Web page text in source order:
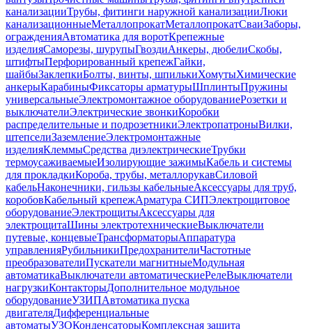
канализацииТрубы, фитинги наружной канализацииЛюки
канализационныеМеталлопрокатМеталлопрокатСваиЗаборы,
огражденияАвтоматика для воротКрепежные
изделияСаморезы, шурупыГвоздиАнкеры, дюбелиСкобы,
штифтыПерфорированный крепежГайки,
шайбыЗаклепкиБолты, винты, шпилькиХомутыХимические
анкерыКарабиныФиксаторы арматурыШплинтыПружины
универсальныеЭлектромонтажное оборудованиеРозетки и
выключателиЭлектрические звонкиКоробки
распределительные и подрозетникиЭлектропатроныВилки,
штепселиЗаземлениеЭлектромонтажные
изделияКлеммыСредства диэлектрическиеТрубки
термоусаживаемыеИзолирующие зажимыКабель и системы
для прокладкиКороба, трубы, металлорукавСиловой
кабельНаконечники, гильзы кабельныеАксессуары для труб,
коробовКабельный крепежАрматура СИПЭлектрощитовое
оборудованиеЭлектрощитыАксессуары для
электрощитаШины электротехническиеВыключатели
путевые, концевыеТрансформаторыАппаратура
управленияРубильникиПредохранителиЧастотные
преобразователиПускатели магнитныеМодульная
автоматикаВыключатели автоматическиеРелеВыключатели
нагрузкиКонтакторыДополнительное модульное
оборудованиеУЗИПАвтоматика пуска
двигателяДифференциальные
автоматыУЗОКонденсаторыКомплексная защита